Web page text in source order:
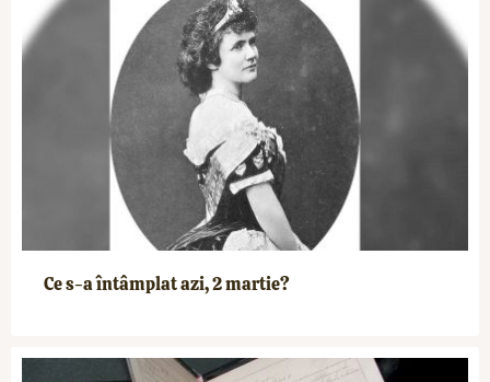
Ce s-a întâmplat azi, 2 martie?